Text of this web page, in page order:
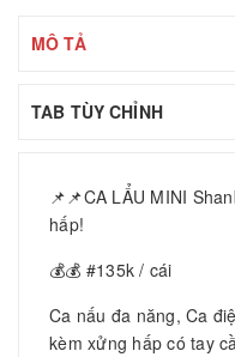
MÔ TẢ
TAB TÙY CHỈNH
📌📌CA LẨU MINI
hấp!
💰💰 #135k / cái
Ca nấu đa năng, Ca
kèm xửng hấp có tay